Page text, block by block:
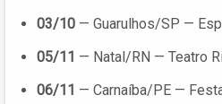
03/10 — Guarulhos/SP —
05/11 — Natal/RN — Teatro
06/11 — Carnaíba/PE —